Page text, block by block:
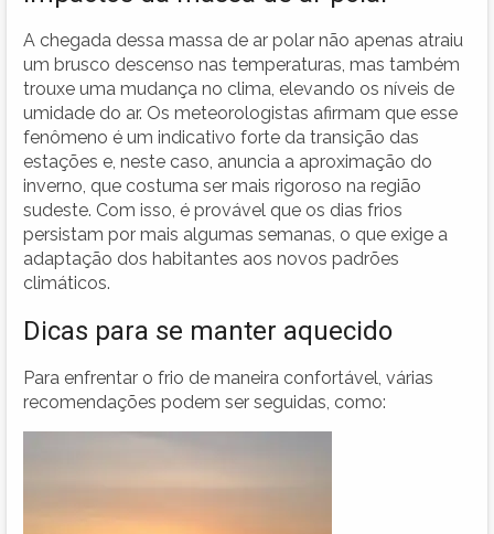
A chegada dessa massa de ar polar não apenas atraiu
um brusco descenso nas temperaturas, mas também
trouxe uma mudança no clima, elevando os níveis de
umidade do ar. Os meteorologistas afirmam que esse
fenômeno é um indicativo forte da transição das
estações e, neste caso, anuncia a aproximação do
inverno, que costuma ser mais rigoroso na região
sudeste. Com isso, é provável que os dias frios
persistam por mais algumas semanas, o que exige a
adaptação dos habitantes aos novos padrões
climáticos.
Dicas para se manter aquecido
Para enfrentar o frio de maneira confortável, várias
recomendações podem ser seguidas, como: